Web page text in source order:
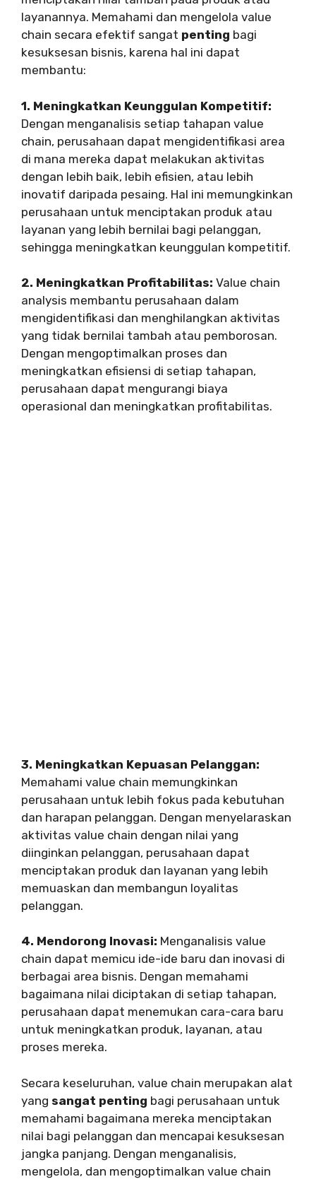
layanannya. Memahami dan mengelola value
chain secara efektif sangat penting bagi
kesuksesan bisnis, karena hal ini dapat
membantu:
1. Meningkatkan Keunggulan Kompetitif:
Dengan menganalisis setiap tahapan value
chain, perusahaan dapat mengidentifikasi area
di mana mereka dapat melakukan aktivitas
dengan lebih baik, lebih efisien, atau lebih
inovatif daripada pesaing. Hal ini memungkinkan
perusahaan untuk menciptakan produk atau
layanan yang lebih bernilai bagi pelanggan,
sehingga meningkatkan keunggulan kompetitif.
2. Meningkatkan Profitabilitas: Value chain
analysis membantu perusahaan dalam
mengidentifikasi dan menghilangkan aktivitas
yang tidak bernilai tambah atau pemborosan.
Dengan mengoptimalkan proses dan
meningkatkan efisiensi di setiap tahapan,
perusahaan dapat mengurangi biaya
operasional dan meningkatkan profitabilitas.
3. Meningkatkan Kepuasan Pelanggan:
Memahami value chain memungkinkan
perusahaan untuk lebih fokus pada kebutuhan
dan harapan pelanggan. Dengan menyelaraskan
aktivitas value chain dengan nilai yang
diinginkan pelanggan, perusahaan dapat
menciptakan produk dan layanan yang lebih
memuaskan dan membangun loyalitas
pelanggan.
4. Mendorong Inovasi: Menganalisis value
chain dapat memicu ide-ide baru dan inovasi di
berbagai area bisnis. Dengan memahami
bagaimana nilai diciptakan di setiap tahapan,
perusahaan dapat menemukan cara-cara baru
untuk meningkatkan produk, layanan, atau
proses mereka.
Secara keseluruhan, value chain merupakan alat
yang sangat penting bagi perusahaan untuk
memahami bagaimana mereka menciptakan
nilai bagi pelanggan dan mencapai kesuksesan
jangka panjang. Dengan menganalisis,
mengelola, dan mengoptimalkan value chain